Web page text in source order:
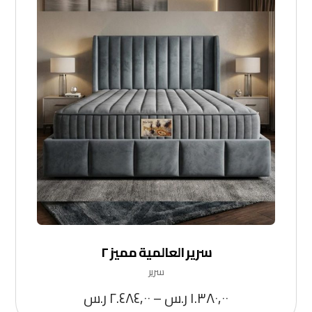
سرير العالمية مميز ٢
سرير
١.٣٨٠,٠٠ر.س–٢.٤٨٤,٠٠ر.س